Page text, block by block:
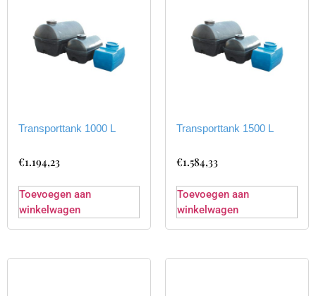
Transporttank 1000 L
€1.194,23
Toevoegen aan
winkelwagen
Transporttank 1500 L
€1.584,33
Toevoegen aan
winkelwagen